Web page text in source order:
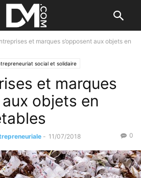
et marques s’opposent aux objets en
social et solidaire
et marques
aux objets en
- 11/07/2018 0